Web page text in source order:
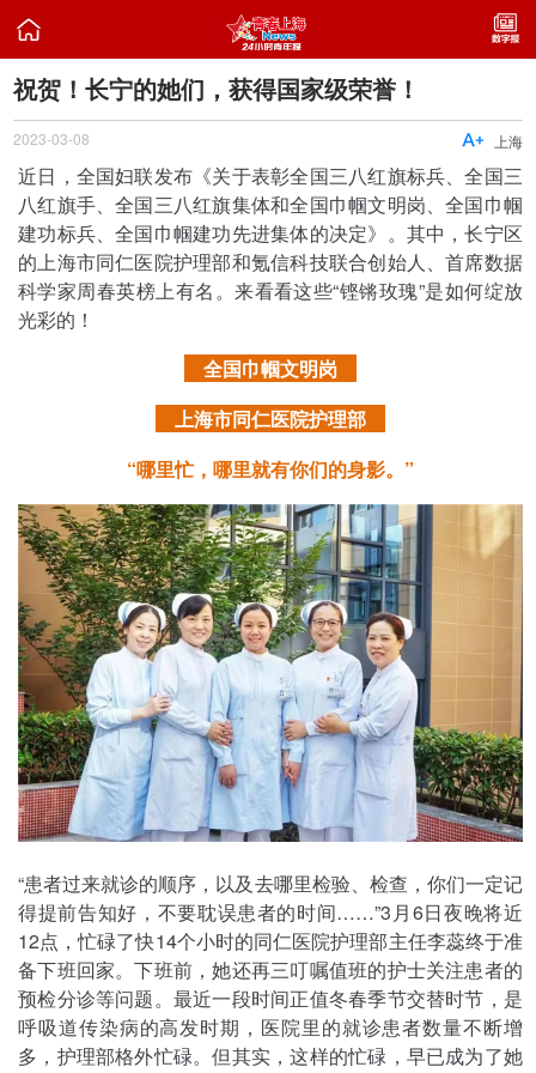

祝贺！长宁的她们，获得国家级荣誉！
2023-03-08 上海

近日，全国妇联发布《关于表彰全国三八红旗标兵、全国三
八红旗手、全国三八红旗集体和全国巾帼文明岗、全国巾帼
建功标兵、全国巾帼建功先进集体的决定》。其中，长宁区
的上海市同仁医院护理部和氪信科技联合创始人、首席数据
科学家周春英榜上有名。来看看这些“铿锵玫瑰”是如何绽放
光彩的！
全国巾帼文明岗
上海市同仁医院护理部
“哪里忙，哪里就有你们的身影。”
“患者过来就诊的顺序，以及去哪里检验、检查，你们一定记
得提前告知好，不要耽误患者的时间……”3月6日夜晚将近
12点，忙碌了快14个小时的同仁医院护理部主任李蕊终于准
备下班回家。下班前，她还再三叮嘱值班的护士关注患者的
预检分诊等问题。最近一段时间正值冬春季节交替时节，是
呼吸道传染病的高发时期，医院里的就诊患者数量不断增
多，护理部格外忙碌。但其实，这样的忙碌，早已成为了她